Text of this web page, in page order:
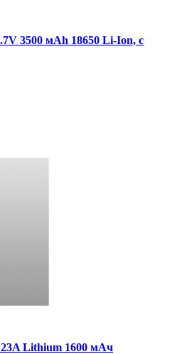
3500 мАh 18650 Li-Ion, с
Lithium 1600 мАч